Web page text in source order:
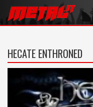
HECATE ENTHRONED